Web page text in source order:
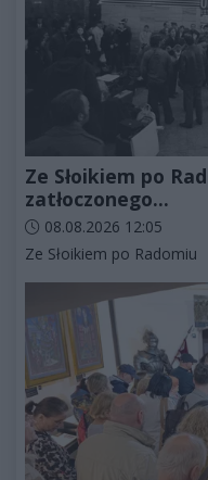
Ze Słoikiem po
zatłoczonego...
Data dodania artykułu:
08.08.2026 12:05
Kategorie artykułu:
Ze Słoikiem po Radomiu